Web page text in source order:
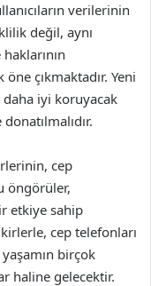
verilerinin
değil, aynı
çıkmaktadır. Yeni
daha iyi koruyacak
cep
öngörüler,
etkiye sahip
cep telefonları
birçok
haline gelecektir.